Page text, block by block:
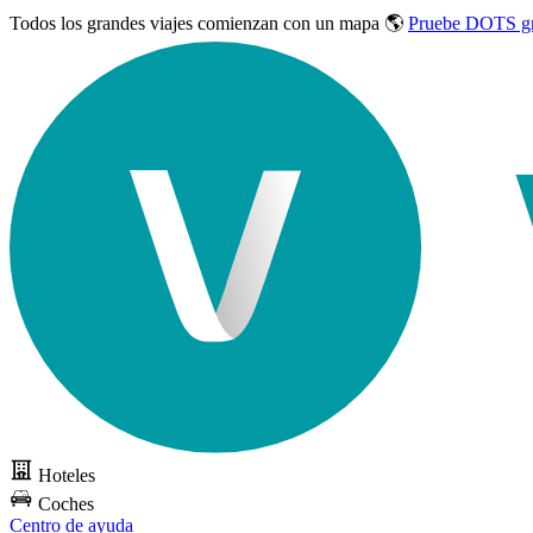
Todos los grandes viajes comienzan con un mapa 🌎 Pruebe DOTS
Hoteles
Coches
Centro de ayuda